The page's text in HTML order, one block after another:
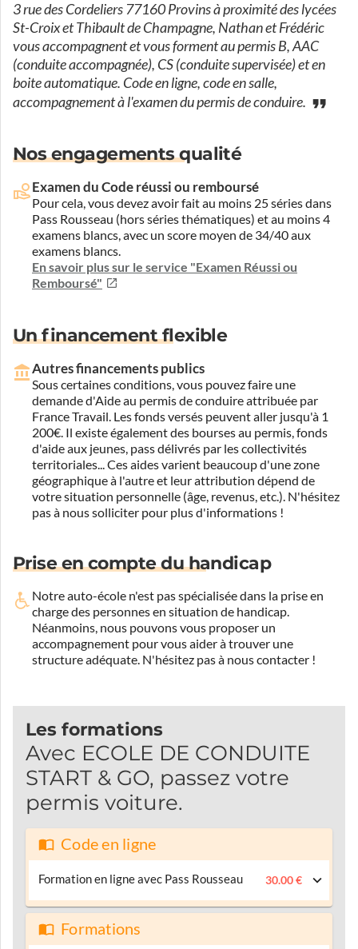
3 rue des Cordeliers 77160 Provins à proximité des lycées
St-Croix et Thibault de Champagne, Nathan et Frédéric
vous accompagnent et vous forment au permis B, AAC
(conduite accompagnée), CS (conduite supervisée) et en
boite automatique. Code en ligne, code en salle,
accompagnement à l'examen du permis de conduire.
Nos engagements qualité
Examen du Code réussi ou remboursé
Pour cela, vous devez avoir fait au moins 25 séries dans
Pass Rousseau (hors séries thématiques) et au moins 4
examens blancs, avec un score moyen de 34/40 aux
examens blancs.
En savoir plus sur le service "Examen Réussi ou
Remboursé"
Un financement flexible
Autres financements publics
Sous certaines conditions, vous pouvez faire une
demande d'Aide au permis de conduire attribuée par
France Travail. Les fonds versés peuvent aller jusqu'à 1
200€. Il existe également des bourses au permis, fonds
d'aide aux jeunes, pass délivrés par les collectivités
territoriales... Ces aides varient beaucoup d'une zone
géographique à l'autre et leur attribution dépend de
votre situation personnelle (âge, revenus, etc.). N'hésitez
pas à nous solliciter pour plus d'informations !
Prise en compte du handicap
Notre auto-école n'est pas spécialisée dans la prise en
charge des personnes en situation de handicap.
Néanmoins, nous pouvons vous proposer un
accompagnement pour vous aider à trouver une
structure adéquate. N'hésitez pas à nous contacter !
Les formations
Avec ECOLE DE CONDUITE
START & GO, passez votre
permis voiture.
Code en ligne
Formation en ligne avec Pass Rousseau 30.00 €
Formations